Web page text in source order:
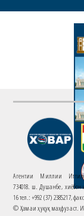
Агентии Миллии
734018. ш. Душанбе,
16 тел.: +992 (37) 2385217,
© Ҳамаи ҳуқуқ маҳфуз аст.